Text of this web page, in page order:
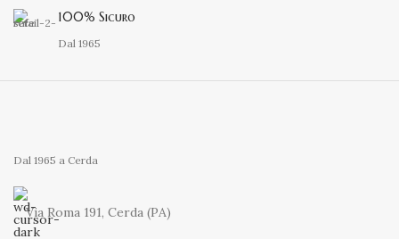
100% Sicuro
Dal 1965
Dal 1965 a Cerda
Via Roma 191, Cerda (PA)